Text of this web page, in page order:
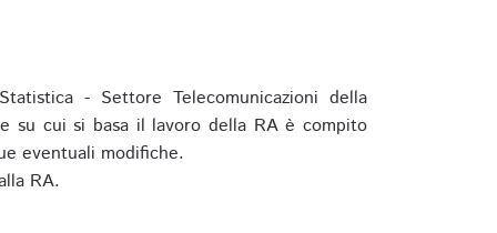
- Settore Telecomunicazioni della
su cui si basa il lavoro della RA è compito
eventuali modifiche.
RA.